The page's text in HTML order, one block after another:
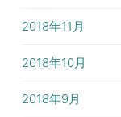
2018年11月
2018年10月
2018年9月